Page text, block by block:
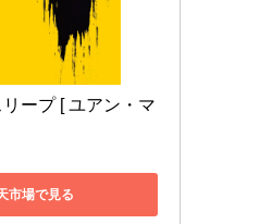
リープ [ ユアン・マ
市場で見る